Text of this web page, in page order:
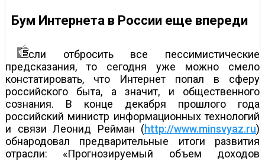
Бум Интернета в России еще впереди
сли отбросить все пессимистические
предсказания, то сегодня уже можно смело
констатировать, что Интернет попал в сферу
российского быта, а значит, и общественного
сознания. В конце декабря прошлого года
российский министр информационных технологий
и связи Леонид Рейман (http://www.minsvyaz.ru)
обнародовал предварительные итоги развития
отрасли: «Прогнозируемый объем доходов